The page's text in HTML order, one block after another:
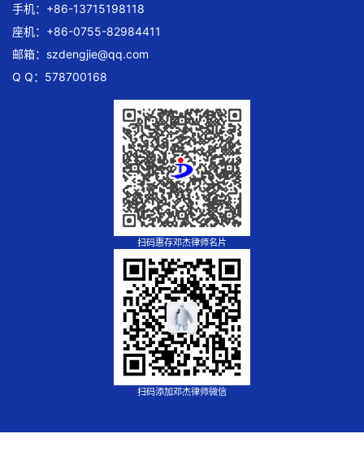
手机：+86-13715198118
座机：+86-0755-82984411
邮箱： szdengjie@qq.com
Q Q：578700168
扫码惠存邓杰律师名片
扫码添加邓杰律师微信